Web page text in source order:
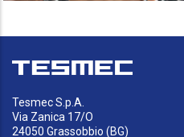
Tesmec S.p.A.
Via Zanica 17/O
24050 Grassobbio (BG)